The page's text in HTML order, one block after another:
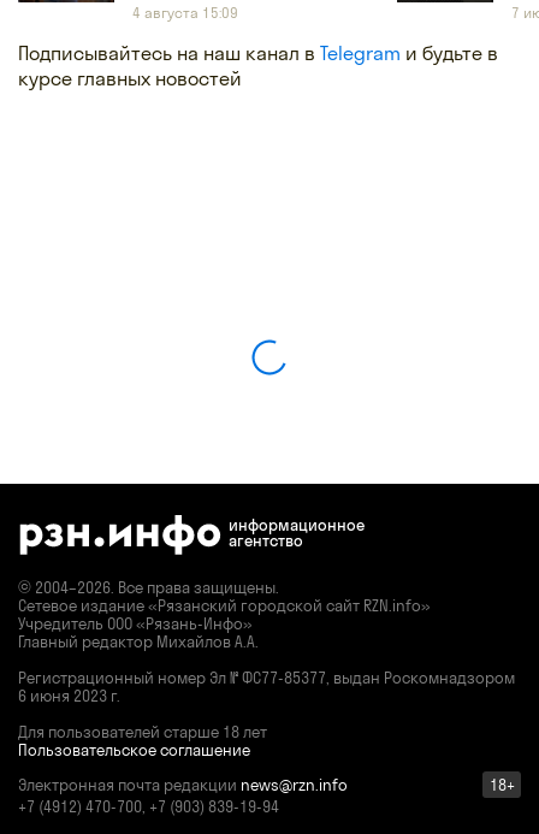
4 августа 15:09 7
Подписывайтесь на наш канал в Telegram и будьте в
курсе главных новостей
информационное
агентство
© 2004–2026. Все права защищены.
Сетевое издание «Рязанский городской сайт RZN.info»
Учредитель ООО «Рязань-Инфо»
Главный редактор Михайлов А.А.
Регистрационный номер Эл № ФС77-85377, выдан Роскомнадзором
6 июня 2023 г.
Для пользователей старше 18 лет
Пользовательское соглашение
Электронная почта редакции news@rzn.info
18+
+7 (4912) 470-700, +7 (903) 839-19-94